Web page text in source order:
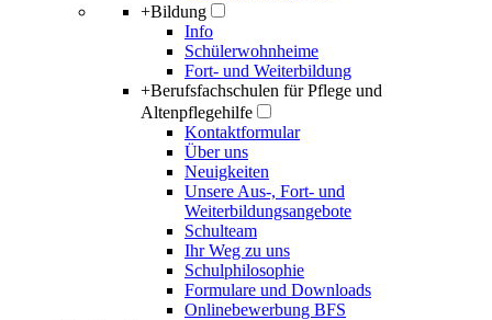
+Bildung
Info
Schülerwohnheime
Fort- und Weiterbildung
+Berufsfachschulen für Pflege und
Altenpflegehilfe
Kontaktformular
Über uns
Neuigkeiten
Unsere Aus-, Fort- und
Weiterbildungsangebote
Schulteam
Ihr Weg zu uns
Schulphilosophie
Formulare und Downloads
Onlinebewerbung BFS